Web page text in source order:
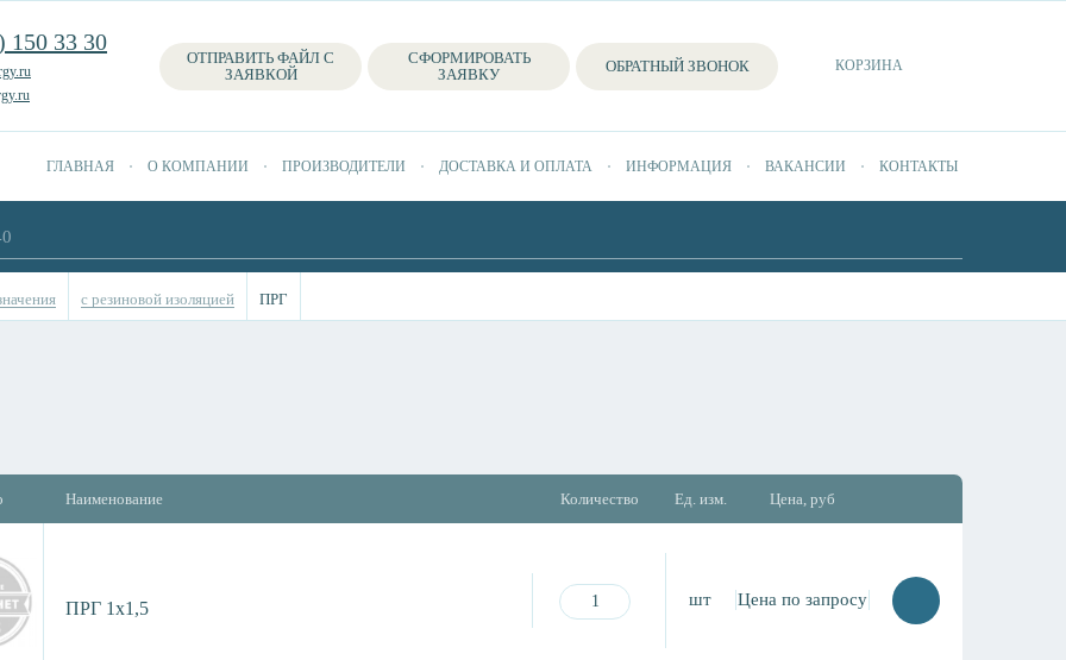
150 33 30
ОТПРАВИТЬ ФАЙЛ С
ЗАЯВКОЙ
СФОРМИРОВАТЬ
ЗАЯВКУ
ОБРАТНЫЙ ЗВОНОК КОРЗИНА
ГЛАВНАЯ О КОМПАНИИ ПРОИЗВОДИТЕЛИ ДОСТАВКА И ОПЛАТА ИНФОРМАЦИЯ ВАКАНСИИ КОНТАКТЫ
с резиновой изоляцией ПРГ
Наименование Количество Ед. изм. Цена, руб
ПРГ 1х1,5 шт Цена по запросу